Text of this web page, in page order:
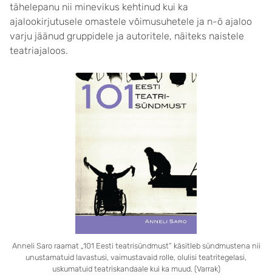
tähelepanu nii minevikus kehtinud kui ka
ajalookirjutusele omastele võimusuhetele ja n-ö ajaloo
varju jäänud gruppidele ja autoritele, näiteks naistele
teatriajaloos.
Anneli Saro raamat „101 Eesti teatrisündmust“ käsitleb sündmustena nii
unustamatuid lavastusi, vaimustavaid rolle, olulisi teatritegelasi,
uskumatuid teatriskandaale kui ka muud. (Varrak)